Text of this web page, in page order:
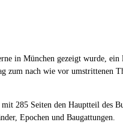
in München gezeigt wurde, ein
nach wie vor umstrittenen
285 Seiten den Hauptteil des
Epochen und Baugattungen.